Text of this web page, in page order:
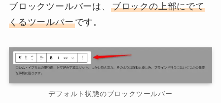
ブロックツールバーは、 ブロックの上部にでて
くるツールバーです。
デフォルト状態のブロックツールバー